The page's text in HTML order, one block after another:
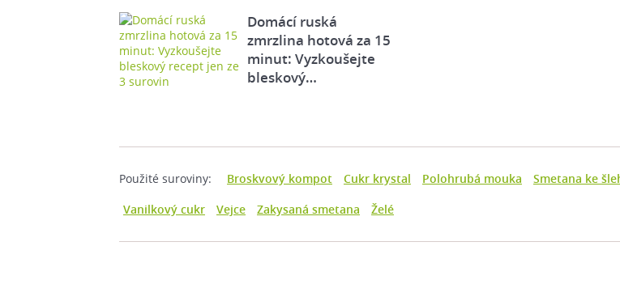
Domácí ruská
zmrzlina hotová za 15
minut: Vyzkoušejte
bleskový…
Použité suroviny: Broskvový kompot Cukr krystal Polohrubá mouka
Smetana ke
Vanilkový cukr
Vejce Zakysaná smetana Želé